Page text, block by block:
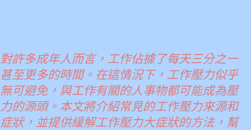
對許多成年人而言，工作佔據了每天三分之一
甚至更多的時間。在這情況下，工作壓力似乎
無可避免，與工作有關的人事物都可能成為壓
力的源頭。本文將介紹常見的工作壓力來源和
症狀，並提供緩解工作壓力大症狀的方法，幫